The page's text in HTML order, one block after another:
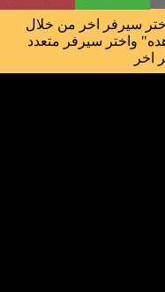
سيرفر اخر من خلال
واختر سيرفر متعدد
اخر